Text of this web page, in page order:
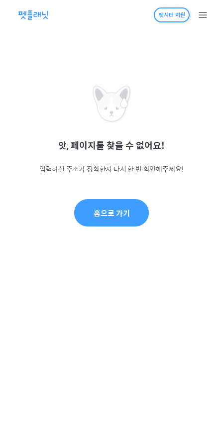
펫시터 지원
앗, 페이지를 찾을 수 없어요!
입력하신 주소가 정확한지 다시 한 번 확인해주세요!
홈으로 가기